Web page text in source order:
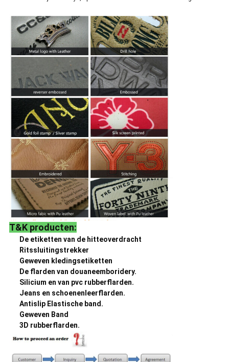
T&K producten:
De etiketten van de hitteoverdracht
Ritssluitingstrekker
Geweven kledingsetiketten
De flarden van douaneemboridery.
Silicium en van pvc rubberflarden.
Jeans en schoenenleerflarden.
Antislip Elastische band.
Geweven Band
3D rubberflarden.